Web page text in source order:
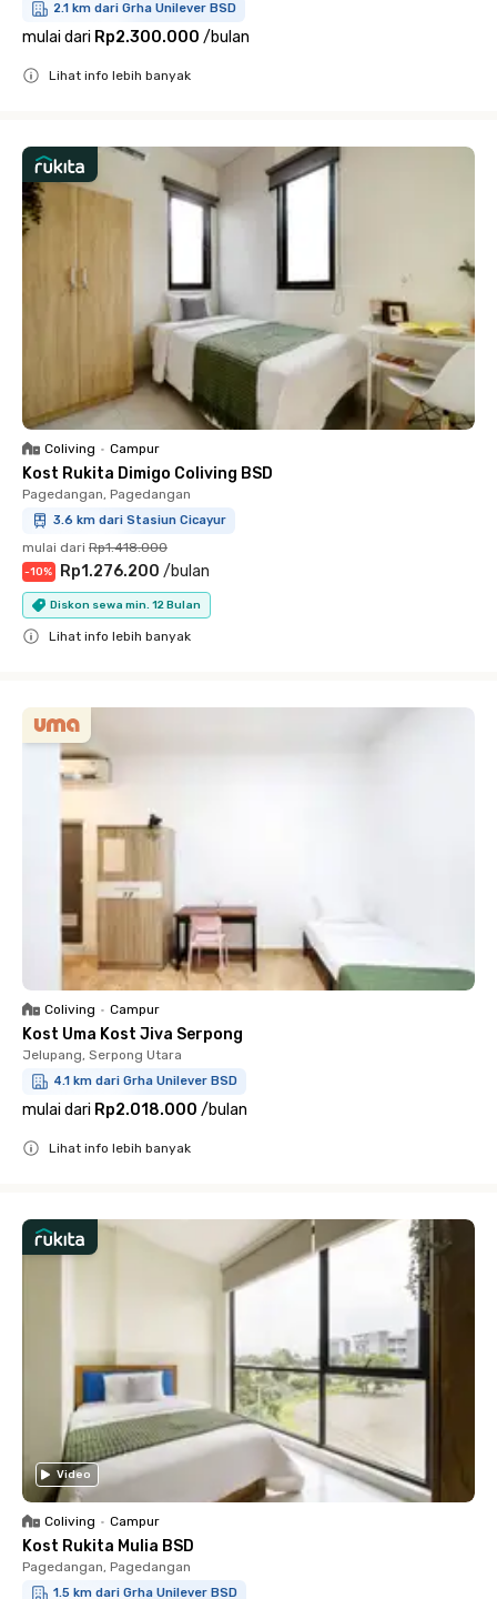
2.1 km dari Grha Unilever BSD
mulai dari Rp2.300.000 /bulan
Lihat info lebih banyak
Coliving • Campur
Kost Rukita Dimigo Coliving BSD
Pagedangan, Pagedangan
3.6 km dari Stasiun Cicayur
mulai dari Rp1.418.000
-10% Rp1.276.200 /bulan
Diskon sewa min. 12 Bulan
Lihat info lebih banyak
Coliving • Campur
Kost Uma Kost Jiva Serpong
Jelupang, Serpong Utara
4.1 km dari Grha Unilever BSD
mulai dari Rp2.018.000 /bulan
Lihat info lebih banyak
Video
Coliving • Campur
Kost Rukita Mulia BSD
Pagedangan, Pagedangan
1.5 km dari Grha Unilever BSD